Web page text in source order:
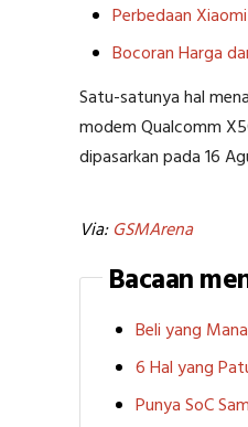
Perbedaan
Bocoran Harga
Satu-satunya hal
modem Qualcomm
dipasarkan pada 16
Via:GSMArena
Bacaan
Beli yang
6 Hal yang
Punya SoC